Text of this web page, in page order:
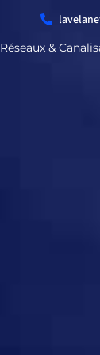
Réseaux &